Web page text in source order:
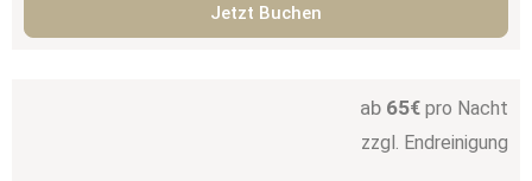
Jetzt Buchen
ab 65€ pro Nacht
zzgl. Endreinigung